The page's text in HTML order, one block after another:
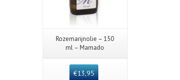
Rozemarijnolie – 150
ml – Mamado
€13,95